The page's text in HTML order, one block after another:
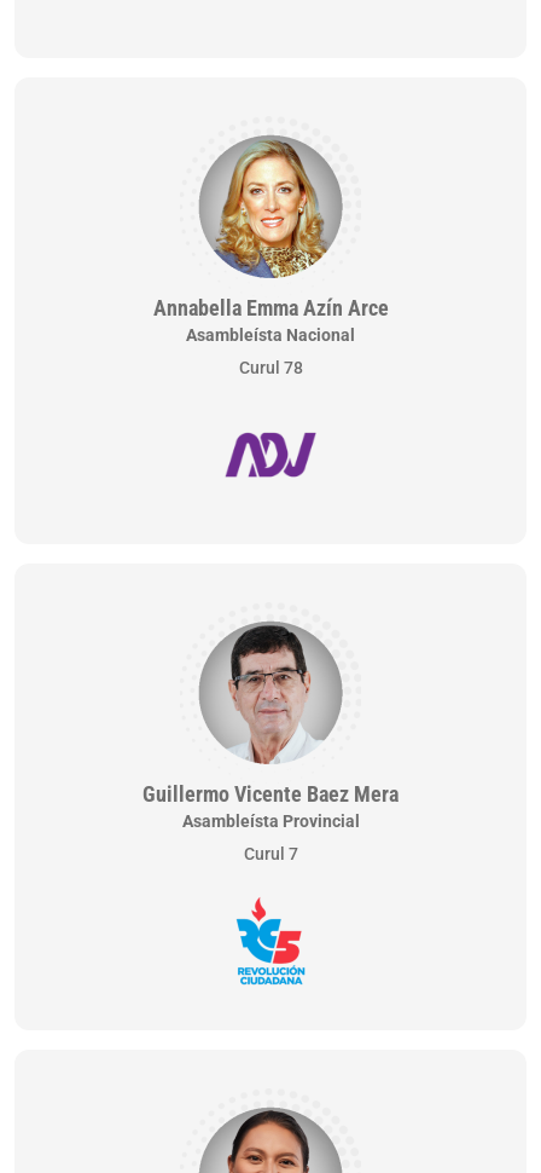
Annabella Emma Azín Arce
Asambleísta Nacional
Curul 78
Guillermo Vicente Baez Mera
Asambleísta Provincial
Curul 7